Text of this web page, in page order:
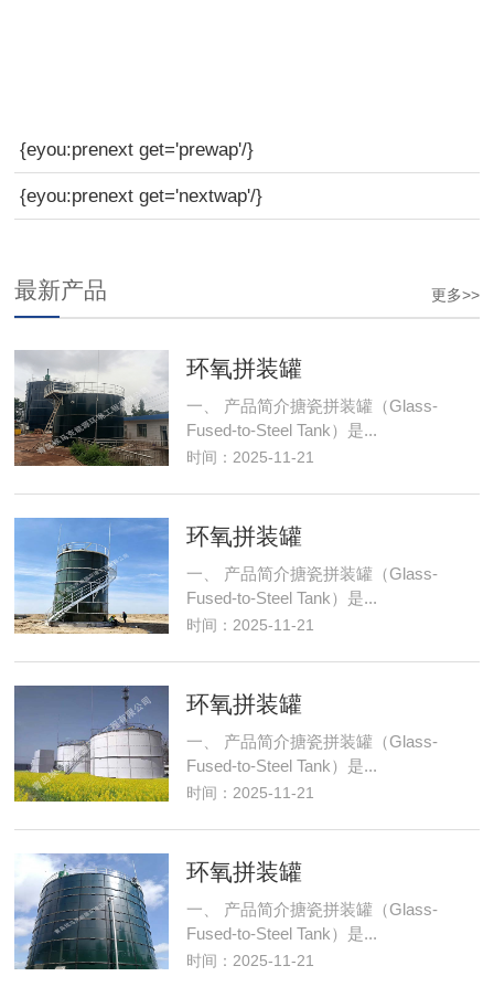
{eyou:prenext get='prewap'/}
{eyou:prenext get='nextwap'/}
更多>>
最新产品
环氧拼装罐
一、 产品简介搪瓷拼装罐（Glass-
Fused-to-Steel Tank）是...
时间：2025-11-21
环氧拼装罐
一、 产品简介搪瓷拼装罐（Glass-
Fused-to-Steel Tank）是...
时间：2025-11-21
环氧拼装罐
一、 产品简介搪瓷拼装罐（Glass-
Fused-to-Steel Tank）是...
时间：2025-11-21
环氧拼装罐
一、 产品简介搪瓷拼装罐（Glass-
Fused-to-Steel Tank）是...
时间：2025-11-21